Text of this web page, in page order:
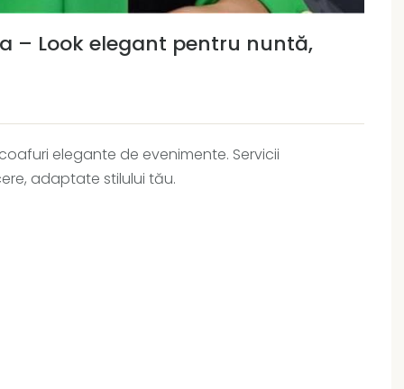
– Look elegant pentru nuntă,
elegante de evenimente. Servicii
adaptate stilului tău.